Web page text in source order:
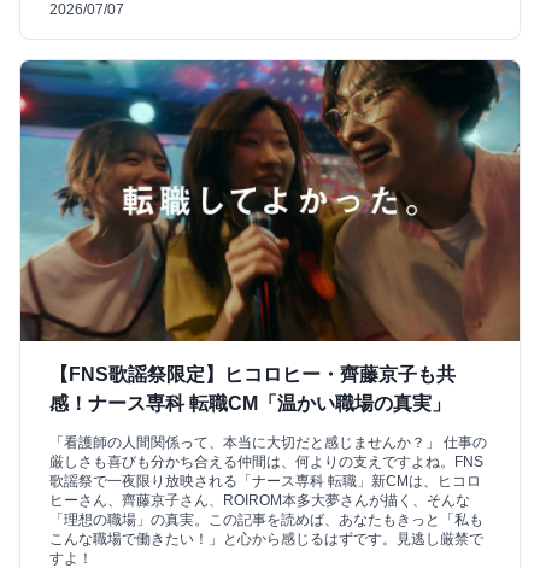
2026/07/07
【FNS歌謡祭限定】ヒコロヒー・齊藤京子も共
感！ナース専科 転職CM「温かい職場の真実」
「看護師の人間関係って、本当に大切だと感じませんか？」 仕事の
厳しさも喜びも分かち合える仲間は、何よりの支えですよね。FNS
歌謡祭で一夜限り放映される「ナース専科 転職」新CMは、ヒコロ
ヒーさん、齊藤京子さん、ROIROM本多大夢さんが描く、そんな
「理想の職場」の真実。この記事を読めば、あなたもきっと「私も
こんな職場で働きたい！」と心から感じるはずです。見逃し厳禁で
すよ！